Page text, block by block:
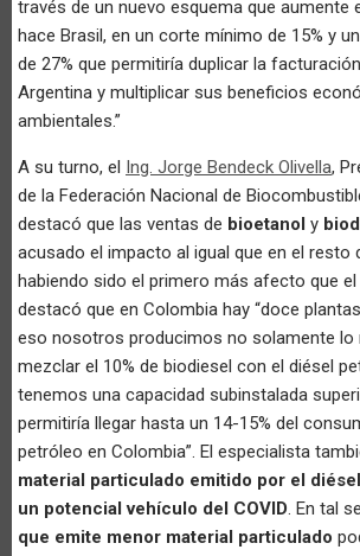
través de un nuevo esquema que aumente
hace Brasil, en un corte mínimo de 15% y
de 27% que permitiría duplicar la
Argentina y multiplicar sus beneficios
ambientales.”
A su turno, el Ing. Jorge Bendeck Olivella,
de la Federación Nacional de
destacó que las ventas de bioetanol y
acusado el impacto al igual que en el resto
habiendo sido el primero más afecto que el
destacó que en Colombia hay “doce
eso nosotros producimos no solamente lo
mezclar el 10% de biodiesel con el diésel
tenemos una capacidad subinstalada
permitiría llegar hasta un 14-15% del
petróleo en Colombia”. El especialista
material particulado emitido por el
un potencial vehículo del COVID. En tal
que emite menor material particulado